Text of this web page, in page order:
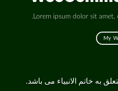
Lorem ipsum dolor sit amet,
My
به خاتم الانبیاء می باشد.